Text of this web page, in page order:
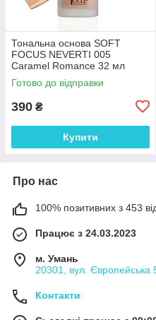
Тональна основа SOFT
FOCUS NEVERTI 005
Caramel Romance 32 мл
Готово до відправки
390 ₴
Купити
Про нас
100% позитивних з 453
Працює з 24.03.2023
м. Умань
20301, вул. Європейська
Контакти